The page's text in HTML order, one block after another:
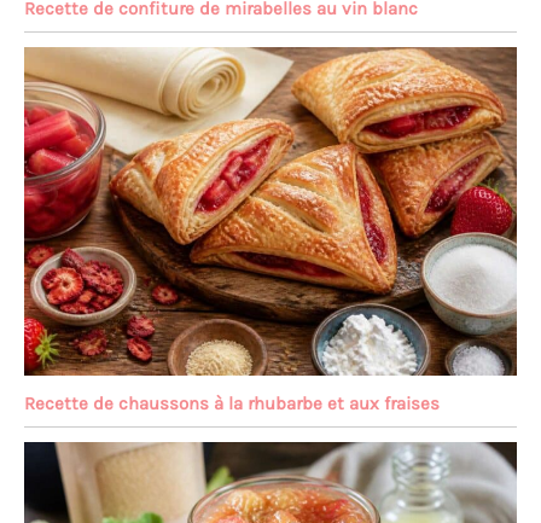
Recette de confiture de mirabelles au vin blanc
Recette de chaussons à la rhubarbe et aux fraises